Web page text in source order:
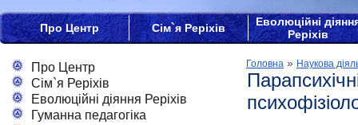
Про Центр Сім`я Реріхів
Еволюційні
Реріхів
Про Центр
Сім`я Реріхів
Еволюційні діяння Реріхів
Гуманна педагогіка
Головна » Наукова